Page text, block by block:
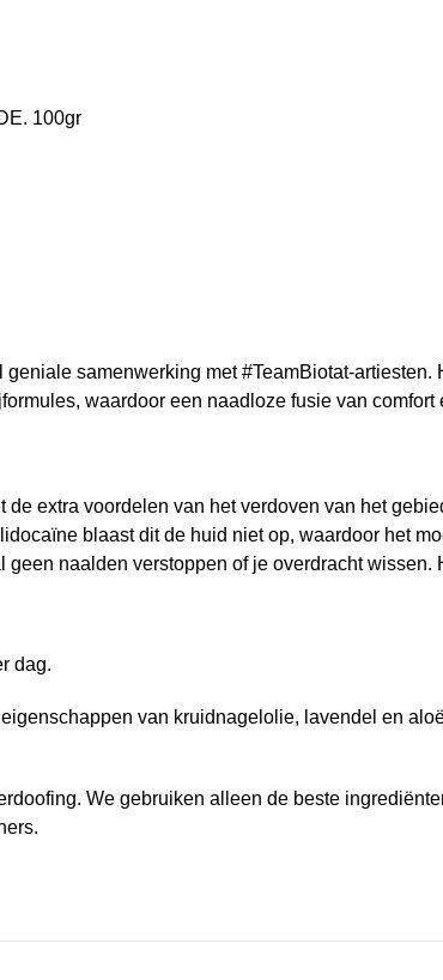
100gr
samenwerking met #TeamBiotat-
waardoor een naadloze fusie van comfort
extra voordelen van het verdoven van het
blaast dit de huid niet op, waardoor het
naalden verstoppen of je overdracht
dag.
van kruidnagelolie, lavendel en
We gebruiken alleen de beste